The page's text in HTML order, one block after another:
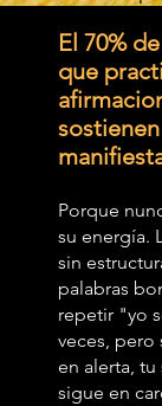
El 70%
que
Porque
su energía.
sin
palabras
repetir "yo
veces, pero
en alerta,
sigue en